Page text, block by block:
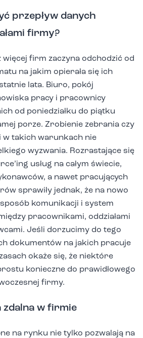
przepływ danych
firmy?
firm zaczyna odchodzić od
na jakim opierała się ich
lata. Biuro, pokój
pracy i pracownicy
od poniedziałku do piątku
porze. Zrobienie zebrania czy
w takich warunkach nie
wyzwania. Rozrastające się
usług na całym świecie,
a nawet pracujących
sprawiły jednak, że na nowo
komunikacji i system
pracownikami, oddziałami
Jeśli dorzucimy do tego
dokumentów na jakich pracuje
okaże się, że niektóre
konieczne do prawidłowego
firmy.
w firmie
na rynku nie tylko pozwalają na